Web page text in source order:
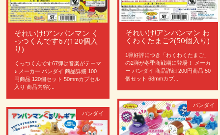
それいけ!アンパンマン く
っつくんです67(120個入
り)
くっつくんです67弾は音楽がテーマ
♪ メーカー バンダイ 商品詳細 100
円商品 120個セット 50mmカプセル
入り 商品内容(...
それいけ!アンパンマン わ
くわくたまご2(50個入り)
1弾好評につき「わくわくたまご」
の2弾が冬季商戦期に登場！ メーカ
ー バンダイ 商品詳細 200円商品 50
個セット 68mmカプ...
バンダイ
バンダイ